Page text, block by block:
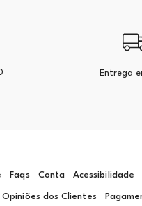
Entrega
Faqs Conta Acessibilidade
Opiniões dos Clientes